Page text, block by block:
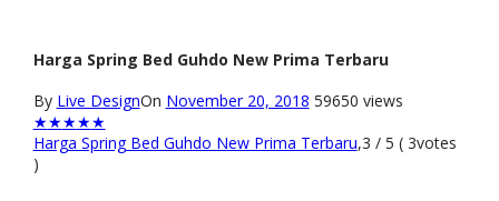
Harga Spring Bed Guhdo New Prima Terbaru
By Live DesignOn November 20, 2018 59650 views
★★★★★
Harga Spring Bed Guhdo New Prima Terbaru,3 / 5 ( 3votes
)